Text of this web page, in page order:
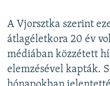
A Vjorsztka szerint
átlagéletkora 20 év
médiában közzétett
elemzésével kapták.